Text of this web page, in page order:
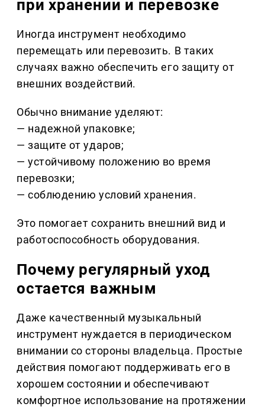
при хранении и перевозке
Иногда инструмент необходимо
перемещать или перевозить. В таких
случаях важно обеспечить его защиту от
внешних воздействий.
Обычно внимание уделяют:
— надежной упаковке;
— защите от ударов;
— устойчивому положению во время
перевозки;
— соблюдению условий хранения.
Это помогает сохранить внешний вид и
работоспособность оборудования.
Почему регулярный уход
остается важным
Даже качественный музыкальный
инструмент нуждается в периодическом
внимании со стороны владельца. Простые
действия помогают поддерживать его в
хорошем состоянии и обеспечивают
комфортное использование на протяжении